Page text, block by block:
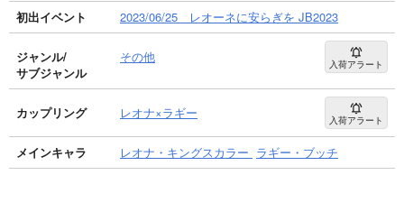
初出イベント
2023/06/25 レオーネに安らぎを JB2023
ジャンル/
サブジャンル
その他 入荷アラート
カップリング レオナ×ラギー 入荷アラート
メインキャラ レオナ・キングスカラー ラギー・ブッチ